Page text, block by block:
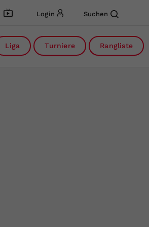
Login Suchen
Liga Turniere Rangliste